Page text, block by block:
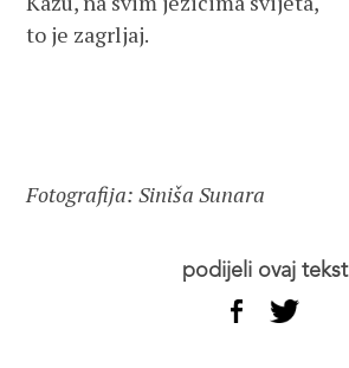
to je zagrljaj.
Fotografija: Siniša Sunara
podijeli ovaj tekst